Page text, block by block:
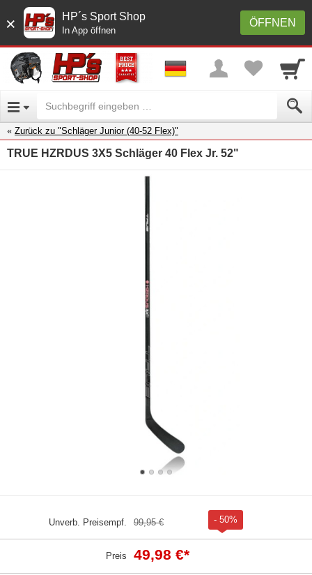
× ÖFFNEN
HP´s Sport Shop
In App öffnen
Zurück zu "Schläger Junior (40-52 Flex)"
TRUE HZRDUS 3X5 Schläger 40 Flex Jr. 52"
Unverb. Preisempf. 99,95 € - 50%
Preis 49,98 €*